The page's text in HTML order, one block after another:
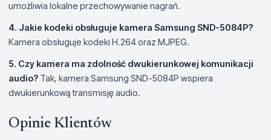
umożliwia lokalne przechowywanie nagrań.
4. Jakie kodeki obsługuje kamera Samsung SND-5084P?
Kamera obsługuje kodeki H.264 oraz MJPEG.
5. Czy kamera ma zdolność dwukierunkowej komunikacji
audio? Tak, kamera Samsung SND-5084P wspiera
dwukierunkową transmisję audio.
Opinie Klientów